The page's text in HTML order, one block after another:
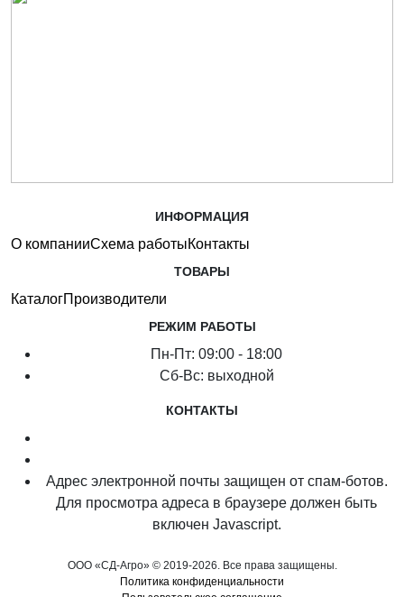
ИНФОРМАЦИЯ
Схема работыКонтакты
Производители
РЕЖИМ РАБОТЫ
Пн-Пт: 09:00 - 18:00
Сб-Вс: выходной
8 (920) 417-17-34
Адрес электронной почты защищен от спам-ботов.
Для просмотра адреса в браузере должен быть
ООО «СД-Агро» © 2019-2026. Все права защищены.